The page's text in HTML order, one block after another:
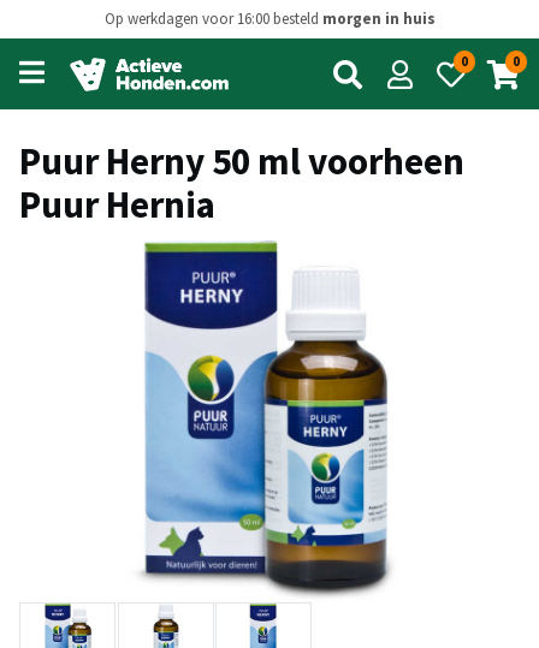
Op werkdagen voor 16:00 besteld morgen in huis
Open
main
menu
0 0
Puur Herny 50 ml voorheen
Puur Hernia